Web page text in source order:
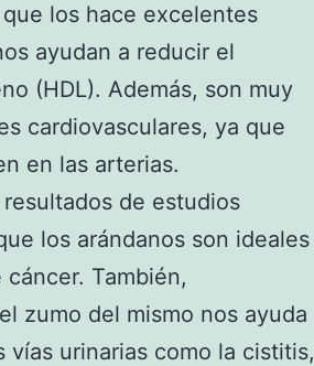
los hace excelentes
ayudan a reducir el
(HDL). Además, son muy
cardiovasculares, ya que
en las arterias.
de estudios
los arándanos son ideales
También,
zumo del mismo nos ayuda
urinarias como la cistitis,